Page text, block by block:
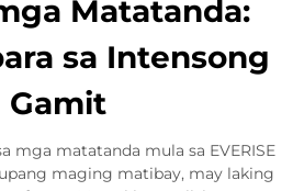
Matatanda:
sa Intensong
Gamit
mga matatanda mula sa EVERISE
maging matibay, may laking